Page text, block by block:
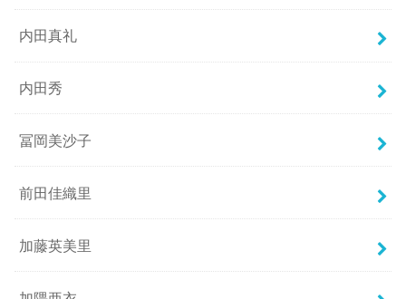
内田真礼
内田秀
冨岡美沙子
前田佳織里
加藤英美里